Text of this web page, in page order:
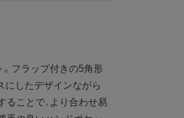
フラップ付きの5角形
にしたデザインながら
ることで、より合わせ易